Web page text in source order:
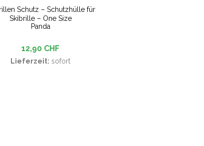
Schutz – Schutzhülle für
Skibrille – One Size
Panda
12,90 CHF
Lieferzeit: sofort